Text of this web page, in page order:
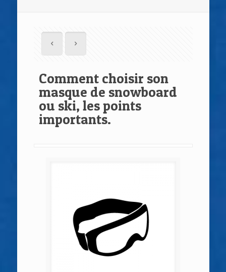
Comment choisir son
masque de snowboard
ou ski, les points
importants.